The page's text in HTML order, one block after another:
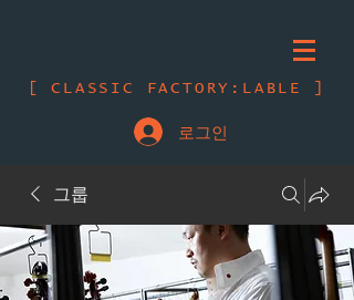
[ CLASSIC FACTORY:LABLE ]
로그인
그룹